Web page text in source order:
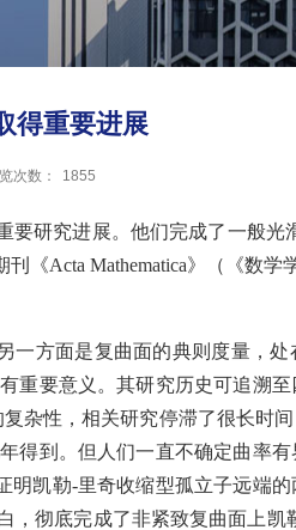
得重要进展
次数： 1855
要研究进展。他们完成了一般光
刊《Acta Mathematica》（《数学
一方面是复曲面的典则度量，
重要意义。其研究历史可追溯
杂性，相关研究停滞了很长时间
得到。但人们一直不确定曲率
明凯勒-里奇收缩型孤立子远端的
，彻底完成了非紧致复曲面上凯